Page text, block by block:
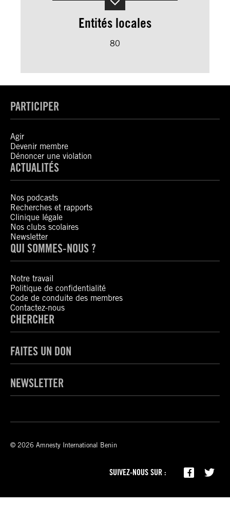
Entités locales
80
PARTICIPER
Agir
Devenir membre
Dénoncer une violation
ACTUALITÉS
Nos podcasts
Recherches et rapports
Clinique légale
Nos clubs scolaires
Newsletter
QUI SOMMES-NOUS ?
Notre travail
Politique de confidentialité
Code de conduite des membres
Contactez-nous
CHERCHER
FAITES UN DON
NEWSLETTER
© 2026 Amnesty International Benin
SUIVEZ-NOUS SUR :